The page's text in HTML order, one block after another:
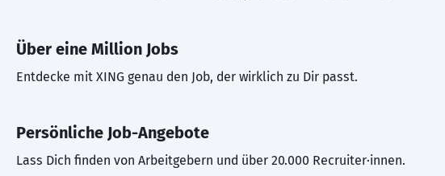
Über eine Million Jobs
Entdecke mit XING genau den Job, der wirklich zu Dir passt.
Persönliche Job-Angebote
Lass Dich finden von Arbeitgebern und über 20.000 Recruiter·innen.